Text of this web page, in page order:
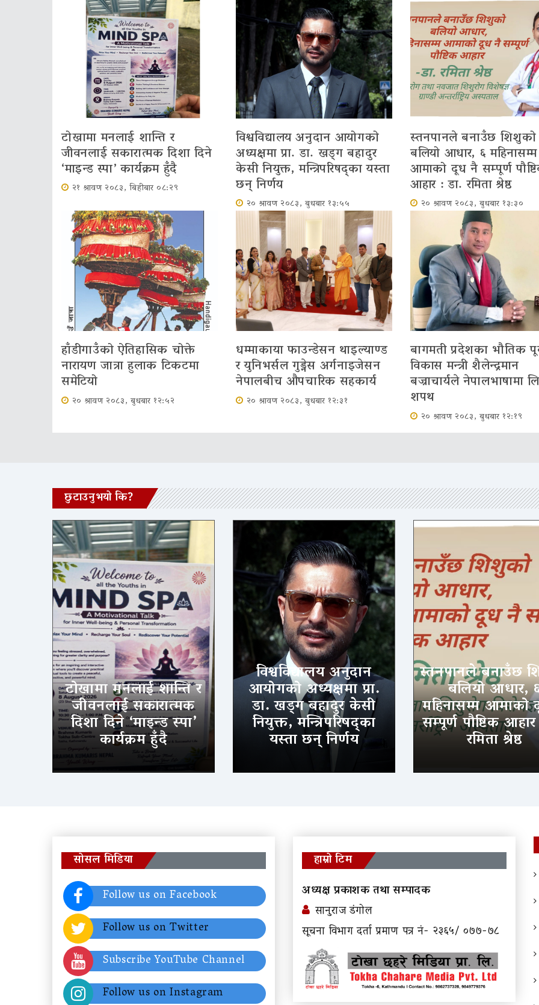
टोखामा मनलाई शान्ति र
जीवनलाई सकारात्मक दिशा दिने
‘माइन्ड स्पा’ कार्यक्रम हुँदै
२१ श्रावण २०८३, बिहीबार ०८:२९
विश्वविद्यालय अनुदान आयोगको
अध्यक्षमा प्रा. डा. खड्ग बहादुर
केसी नियुक्त, मन्त्रिपरिषद्का यस्ता
छन् निर्णय
२० श्रावण २०८३, बुधबार १३:५५
स्तनपानले बनाउँछ शिशुको
बलियो आधार, ६ महिनासम्म
आमाको दूध नै सम्पूर्ण
आहार : डा. रमिता श्रेष्ठ
२० श्रावण २०८३, बुधबार १३:३०
हाँडीगाउँको ऐतिहासिक चोक्ते
नारायण जात्रा हुलाक टिकटमा
समेटियो
२० श्रावण २०८३, बुधबार १२:५२
धम्माकाया फाउन्डेसन थाइल्याण्ड
र युनिभर्सल गुड्नेस अर्गनाइजेसन
नेपालबीच औपचारिक सहकार्य
२० श्रावण २०८३, बुधबार १२:३१
बागमती प्रदेशका भौतिक
विकास मन्त्री शैलेन्द्रमान
बज्राचार्यले नेपालभाषामा
शपथ
२० श्रावण २०८३, बुधबार १२:१९
छुटाउनुभयो कि?
टोखामा मनलाई शान्ति र
जीवनलाई सकारात्मक
दिशा दिने ‘माइन्ड स्पा’
कार्यक्रम हुँदै
विश्वविद्यालय अनुदान
आयोगको अध्यक्षमा प्रा.
डा. खड्ग बहादुर केसी
नियुक्त, मन्त्रिपरिषद्का
यस्ता छन् निर्णय
स्तनपानले बनाउँछ
बलियो आधार,
महिनासम्म
सम्पूर्ण पौष्टिक
रमिता श्रेष्ठ
सोसल मिडिया
Follow us on Facebook
Follow us on Twitter
Subscribe YouTube Channel
Follow us on Instagram
हाम्रो टिम
अध्यक्ष प्रकाशक तथा सम्पादक
सानुराज डंगोल
सूचना विभाग दर्ता प्रमाण पत्र नं- २३६५/ ०७७-७८